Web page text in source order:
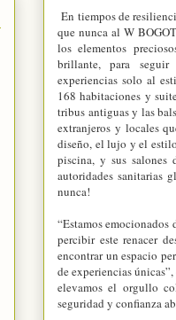
En tiempos de
que nunca al W
los elementos
brillante, para
experiencias solo al
168 habitaciones y
tribus antiguas y las
extranjeros y locales
diseño, el lujo y el
piscina, y sus salones
autoridades sanitarias
nunca!
“Estamos emocionados
percibir este renacer
encontrar un espacio
de experiencias
elevamos el orgullo
seguridad y confianza